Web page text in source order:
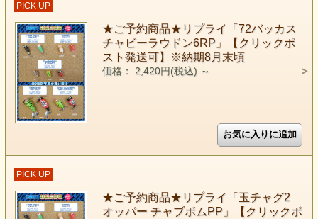
PICK UP
★ご予約商品★リプライ「72バッカス
チャビーラウドン6RP」【クリックポ
スト発送可】※納期8月末頃
価格： 2,420円(税込) ～
PICK UP
★ご予約商品★リプライ「玉チャグ2
オッパー チャブボムPP」【クリックポ